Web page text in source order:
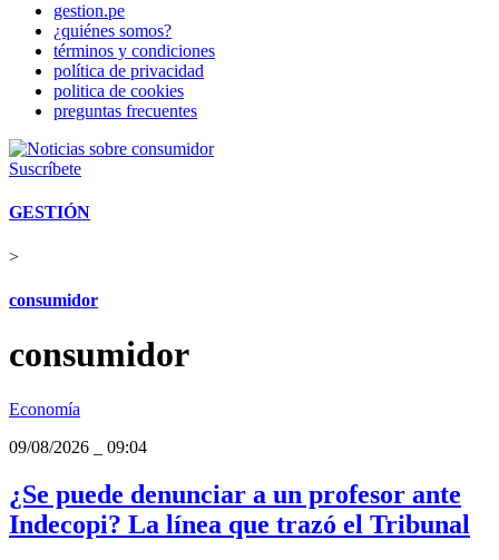
gestion.pe
¿quiénes somos?
términos y condiciones
política de privacidad
politica de cookies
preguntas frecuentes
Suscríbete
GESTIÓN
>
consumidor
consumidor
Economía
09/08/2026
09:04
¿Se puede denunciar a un profesor ante
Indecopi? La línea que trazó el Tribunal